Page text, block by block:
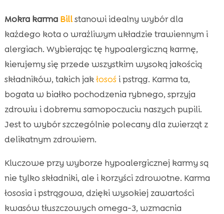
Mokra karma Billstanowi idealny wybór dla
każdego kota o wrażliwym układzie trawiennym i
alergiach. Wybierając tę hypoalergiczną karmę,
kierujemy się przede wszystkim wysoką jakością
składników, takich jakłosośi pstrąg. Karma ta,
bogata w białko pochodzenia rybnego, sprzyja
zdrowiu i dobremu samopoczuciu naszych pupili.
Jest to wybór szczególnie polecany dla zwierząt z
delikatnym zdrowiem.
Kluczowe przy wyborze hypoalergicznej karmy są
nie tylko składniki, ale i korzyści zdrowotne. Karma
łososia i pstrągowa, dzięki wysokiej zawartości
kwasów tłuszczowych omega-3, wzmacnia